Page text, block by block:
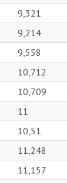
9,321
9,214
9,558
10,712
10,709
11
10,51
11,248
11,157